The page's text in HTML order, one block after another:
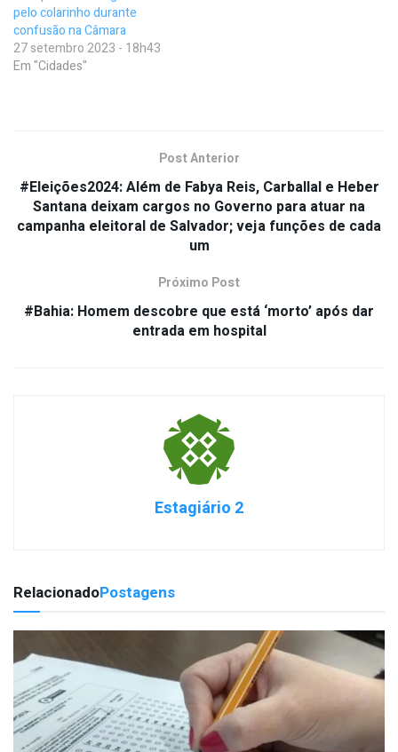
pelo colarinho durante
confusão na Câmara
27 setembro 2023 - 18h43
Em "Cidades"
Post Anterior
#Eleições2024: Além de Fabya Reis, Carballal e Heber
Santana deixam cargos no Governo para atuar na
campanha eleitoral de Salvador; veja funções de cada
um
Próximo Post
#Bahia: Homem descobre que está ‘morto’ após dar
entrada em hospital
Estagiário 2
RelacionadoPostagens